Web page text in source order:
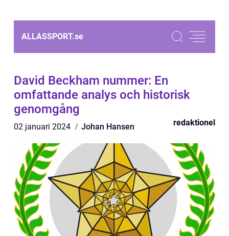
ALLASSPORT.se
David Beckham nummer: En
omfattande analys och historisk
genomgång
02 januari 2024 Johan Hansen redaktionel